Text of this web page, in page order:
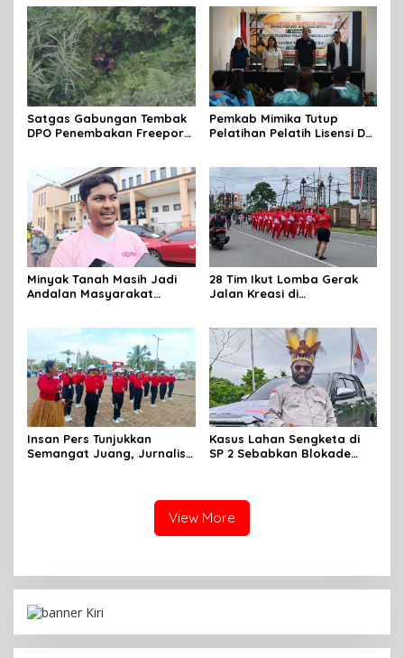
Satgas Gabungan Tembak
DPO Penembakan Freeport
Pemkab Mimika Tutup
Pelatihan Pelatih Lisensi D
Minyak Tanah Masih Jadi
Andalan Masyarakat
28 Tim Ikut Lomba Gerak
Jalan Kreasi di
Insan Pers Tunjukkan
Semangat Juang, Jurnalis
Jalan Kreasi HUT ke-81 RI
Kasus Lahan Sengketa di
SP 2 Sebabkan Blokade
View More